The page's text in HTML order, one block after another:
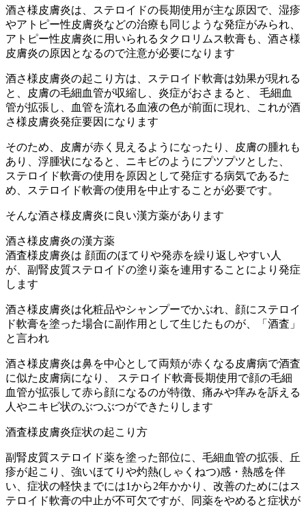
酒さ様皮膚炎は、ステロイドの長期使用が主な原因で、湿疹
やアトピー性皮膚炎などの治療も同じような発症がみられ、
アトピー性皮膚炎に用いられるタクロリムス軟膏も、酒さ様
皮膚炎の原因となるので注意が必要になります
酒さ様皮膚炎の起こり方は、ステロイド軟膏は効果が現れる
と、皮膚の毛細血管が収縮し、炎症がおさまると、 毛細血
管が拡張し、血管を流れる血液の色が前面に現れ、これが酒
さ様皮膚炎発症要因になります
そのため、皮膚が赤く見えるようになったり、皮膚の腫れも
あり、浮腫状になると、ニキビのようにプツプツとした、
ステロイド軟膏の使用を原因として発症する病気であるた
め、ステロイド軟膏の使用を中止することが必要です。
そんな酒さ様皮膚炎に良い漢方薬があります
酒さ様皮膚炎の漢方薬
酒査様皮膚炎は 顔面のほてりや発赤を繰り返しやすい人
が、副腎皮質ステロイドの塗り薬を連用することにより発症
します
酒さ様皮膚炎は化粧品やシャンプーでかぶれ、顔にステロイ
ド軟膏を塗った場合に副作用として生じたものが、「酒査」
と言われ
酒さ様皮膚炎は鼻を中心として両頬が赤くなる皮膚病で酒査
に似た皮膚病になり、 ステロイド軟膏長期使用で顔の毛細
血管が拡張して赤ら顔になるのが特徴、痛みや痒みを訴える
人やニキビ状のぶつぶつができたりします
酒査様皮膚炎症状の起こり方
副腎皮質ステロイド薬を塗った部位に、毛細血管の拡張、丘
疹が起こり、強いほてりや灼熱(しゃくねつ)感・熱感を伴
い、症状の軽快までには1から2年かかり、改善のためにはス
テロイド軟膏の中止が不可欠ですが、同薬をやめると症状が